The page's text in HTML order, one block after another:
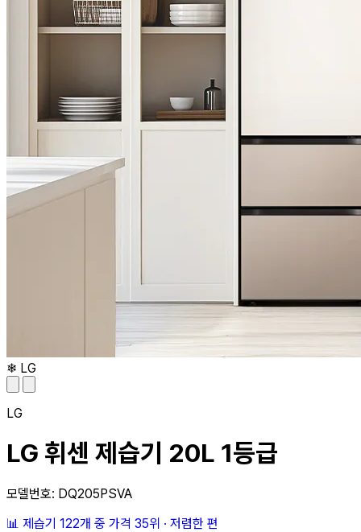
❄ LG
LG
LG 휘센 제습기 20L 1등급
모델번호: DQ205PSVA
📊 제습기 122개 중 가격 35위 · 저렴한 편